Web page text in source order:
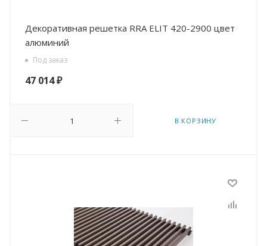
Декоративная решетка RRA ELIT 420-2900 цвет
алюминий
Под заказ
47 014₽
В КОРЗИНУ